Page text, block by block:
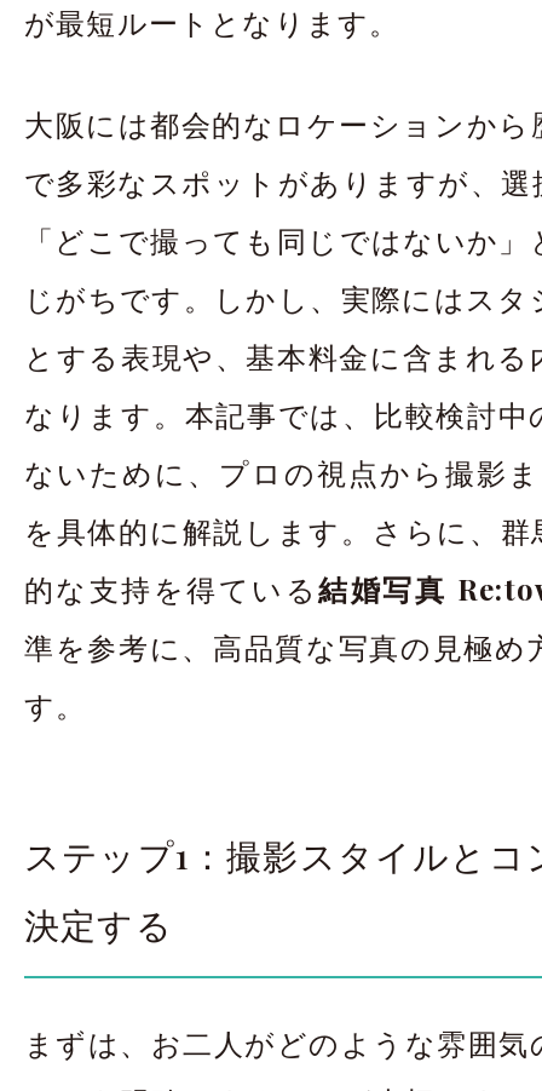
が最短ルートとなります。
大阪には都会的なロケーションから
で多彩なスポットがありますが、選
「どこで撮っても同じではないか
じがちです。しかし、実際にはス
とする表現や、基本料金に含まれ
なります。本記事では、比較検討中
ないために、プロの視点から撮影
を具体的に解説します。さらに、群
的な支持を得ている結婚写真
準を参考に、高品質な写真の見極め
す。
ステップ1：撮影スタイルと
決定する
まずは、お二人がどのような雰囲